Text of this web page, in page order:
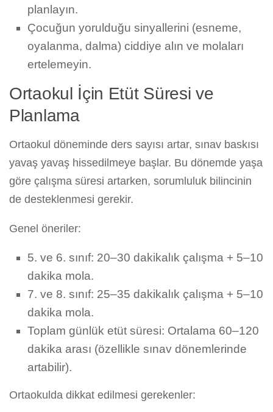
planlayın.
Çocuğun yorulduğu sinyallerini (esneme,
oyalanma, dalma) ciddiye alın ve molaları
ertelemeyin.
Ortaokul İçin Etüt Süresi ve
Planlama
Ortaokul döneminde ders sayısı artar, sınav baskısı
yavaş yavaş hissedilmeye başlar. Bu dönemde yaşa
göre çalışma süresi artarken, sorumluluk bilincinin
de desteklenmesi gerekir.
Genel öneriler:
5. ve 6. sınıf: 20–30 dakikalık çalışma + 5–10
dakika mola.
7. ve 8. sınıf: 25–35 dakikalık çalışma + 5–10
dakika mola.
Toplam günlük etüt süresi: Ortalama 60–120
dakika arası (özellikle sınav dönemlerinde
artabilir).
Ortaokulda dikkat edilmesi gerekenler: